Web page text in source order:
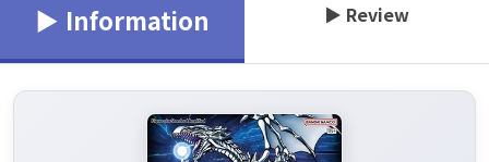
▶ Information ▶ Review